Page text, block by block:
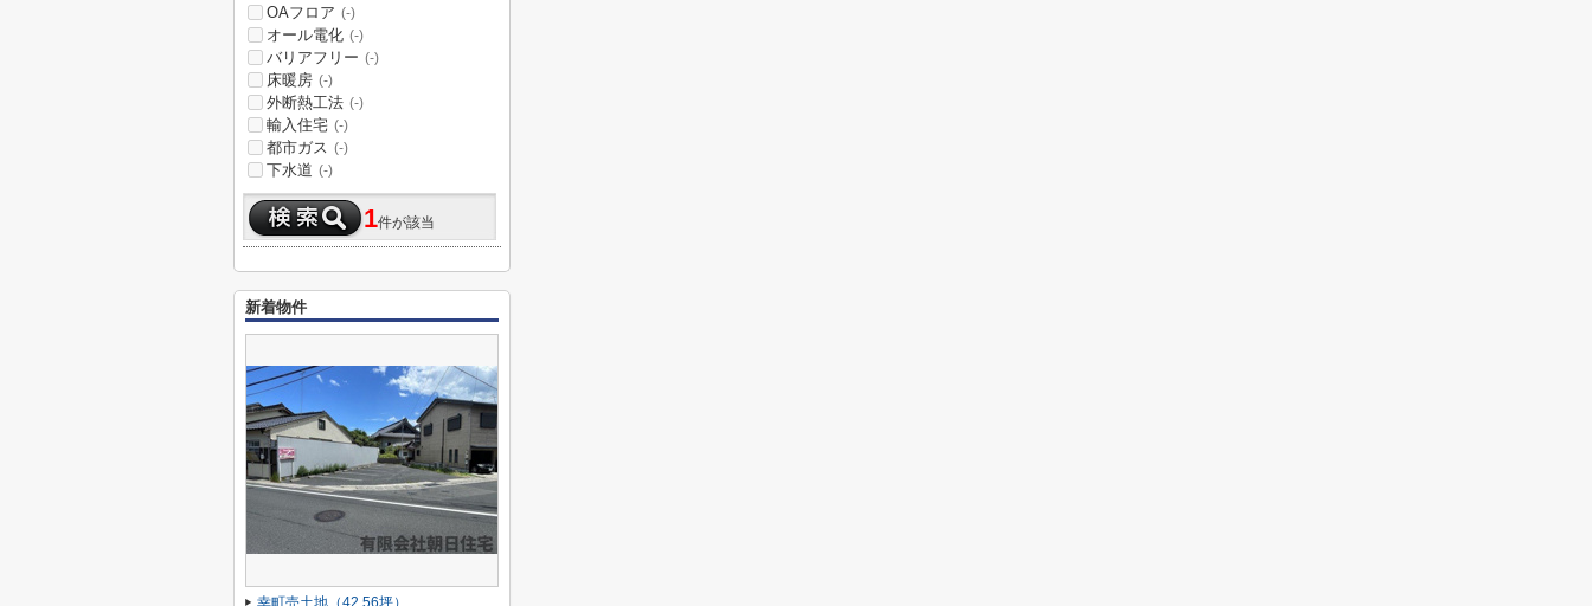
OAフロア (-)
オール電化 (-)
バリアフリー (-)
床暖房 (-)
外断熱工法 (-)
輸入住宅 (-)
都市ガス (-)
下水道 (-)
1件が該当
新着物件
幸町売土地（42.56坪）